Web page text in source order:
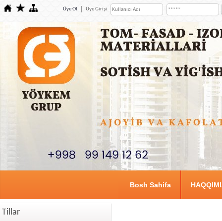
Üye Ol Üye Girişi
Bosh Sahifa
Tillar